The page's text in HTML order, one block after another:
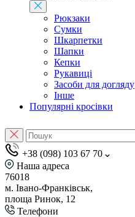
Рюкзаки
Сумки
Шкарпетки
Шапки
Кепки
Рукавиці
Засоби для догляду
Інше
Популярні кросівки
+38 (098) 103 67 70
Наша адреса
76018
м. Івано-Франківськ,
площа Ринок, 12
Телефони